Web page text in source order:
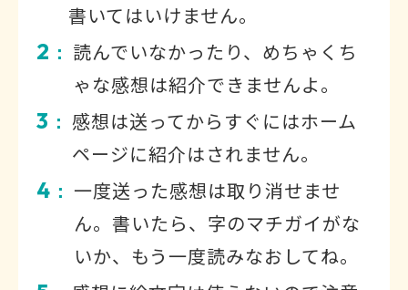
書いてはいけません。
2 ： 読んでいなかったり、めちゃくち
ゃな感想は紹介できませんよ。
3 ： 感想は送ってからすぐにはホーム
ページに紹介はされません。
4 ： 一度送った感想は取り消せませ
ん。書いたら、字のマチガイがな
いか、もう一度読みなおしてね。